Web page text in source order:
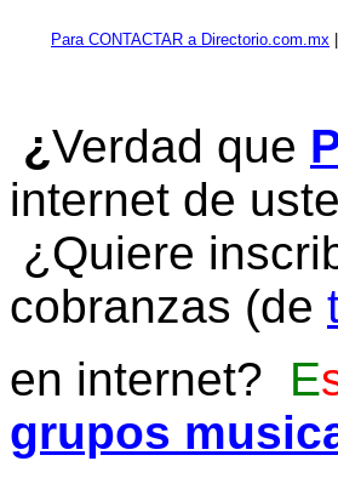
Para CONTACTAR a Directorio.com.mx
¿Verdad que
internet de
¿Quiere
cobranzas (de
en internet? E
grupos